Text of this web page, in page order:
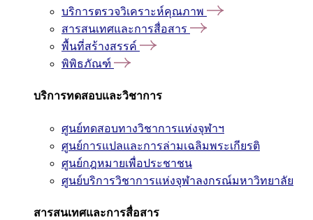
บริการตรวจวิเคราะห์คุณภาพ
สารสนเทศและการสื่อสาร
พื้นที่สร้างสรรค์
พิพิธภัณฑ์
บริการทดสอบและวิชาการ
ศูนย์ทดสอบทางวิชาการแห่งจุฬาฯ
ศูนย์การแปลและการล่ามเฉลิมพระเกียรติ
ศูนย์กฎหมายเพื่อประชาชน
ศูนย์บริการวิชาการแห่งจุฬาลงกรณ์มหาวิทยาลัย
สารสนเทศและการสื่อสาร